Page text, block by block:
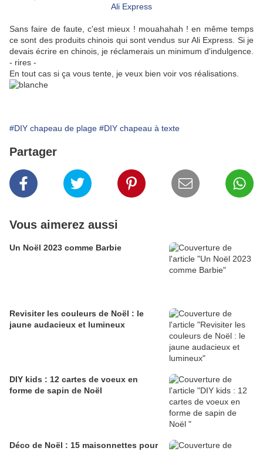
Ali Express
Sans faire de faute, c'est mieux ! mouahahah ! en même temps
ce sont des produits chinois qui sont vendus sur Ali Express. Si je
devais écrire en chinois, je réclamerais un minimum d'indulgence.
- rires -
En tout cas si ça vous tente, je veux bien voir vos réalisations.
#DIY chapeau de plage #DIY chapeau à texte
Partager
Vous aimerez aussi
Un Noël 2023 comme Barbie
Revisiter les couleurs de Noël : le
jaune audacieux et lumineux
DIY kids : 12 cartes de voeux en
forme de sapin de Noël
Déco de Noël : 15 maisonnettes pour